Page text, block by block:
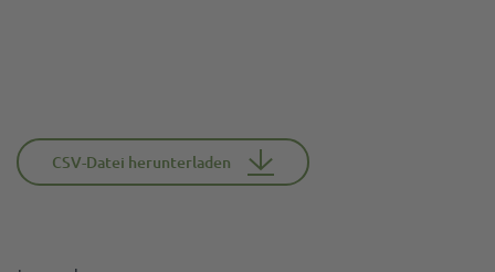
CSV-Datei herunterladen